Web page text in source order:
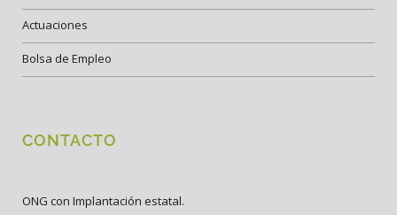
Actuaciones
Bolsa de Empleo
CONTACTO
ONG con Implantación estatal.